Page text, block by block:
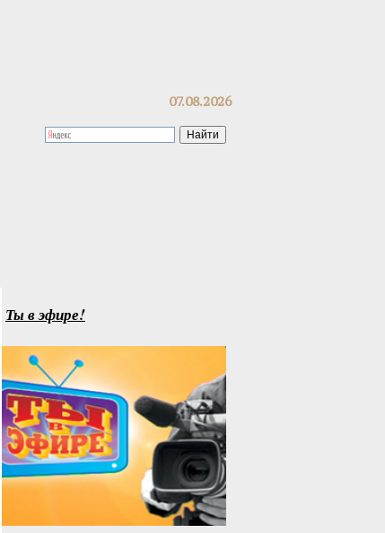
07.08.2026
Ты в эфире!